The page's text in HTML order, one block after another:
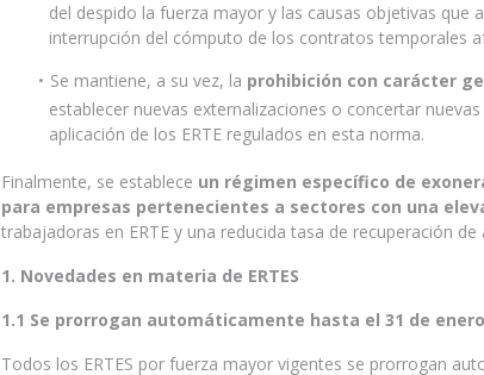
del despido la fuerza mayor y las causas objetivas que
interrupción del cómputo de los contratos temporales
Se mantiene, a su vez, la prohibición con carácter
establecer nuevas externalizaciones o concertar
aplicación de los ERTE regulados en esta norma.
Finalmente, se establece un régimen específico de
para empresas pertenecientes a sectores con una
trabajadoras en ERTE y una reducida tasa de recuperación de
1. Novedades en materia de ERTES
1.1 Se prorrogan automáticamente hasta el 31 de
Todos los ERTES por fuerza mayor vigentes se prorrogan